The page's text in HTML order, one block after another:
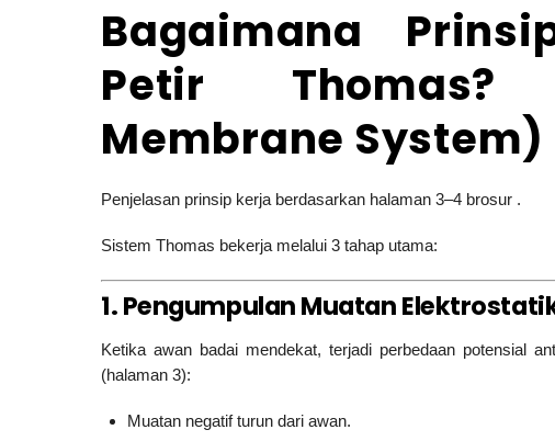
Bagaimana
Petir
Membrane System)
Penjelasan prinsip kerja berdasarkan halaman 3–4 brosur .
Sistem Thomas bekerja melalui 3 tahap utama:
1. Pengumpulan Muatan
Ketika awan badai mendekat, terjadi perbedaan potensial
(halaman 3):
Muatan negatif turun dari awan.